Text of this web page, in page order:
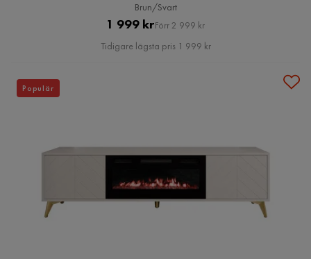
Brun/Svart
Pris
1 999 krOriginal
Pris
Förr 2 999 kr
Tidigare lägsta pris 1 999 kr
Populär